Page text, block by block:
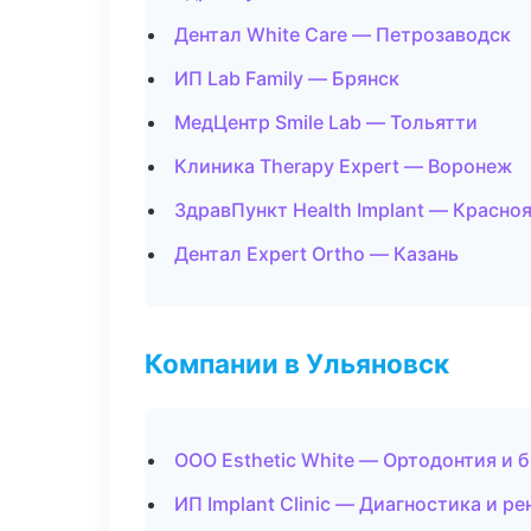
Дентал White Care — Петрозаводск
ИП Lab Family — Брянск
МедЦентр Smile Lab — Тольятти
Клиника Therapy Expert — Воронеж
ЗдравПункт Health Implant —
Дентал Expert Ortho — Казань
Компании в Ульяновск
ООО Esthetic White — Ортодонтия и
ИП Implant Clinic — Диагностика и